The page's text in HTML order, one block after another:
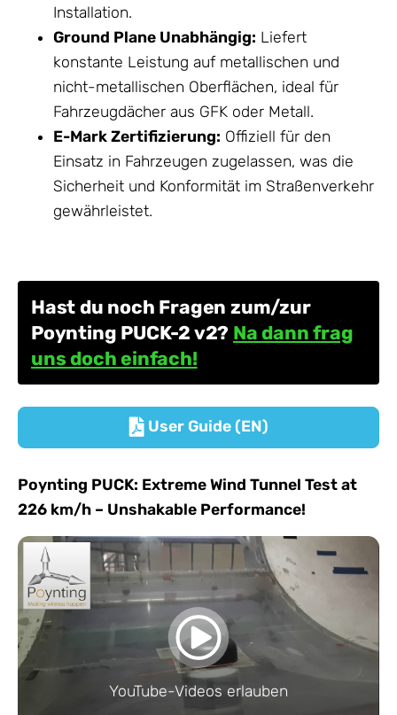
Installation.
Ground Plane Unabhängig: Liefert
konstante Leistung auf metallischen und
nicht-metallischen Oberflächen, ideal für
Fahrzeugdächer aus GFK oder Metall.
E-Mark Zertifizierung: Offiziell für den
Einsatz in Fahrzeugen zugelassen, was die
Sicherheit und Konformität im Straßenverkehr
gewährleistet.
Hast du noch Fragen zum/zur
Poynting PUCK-2 v2? Na dann frag
uns doch einfach!
User Guide (EN)
Poynting PUCK: Extreme Wind Tunnel Test at
226 km/h – Unshakable Performance!
YouTube-Videos erlauben